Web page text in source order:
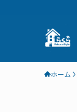
ホーム